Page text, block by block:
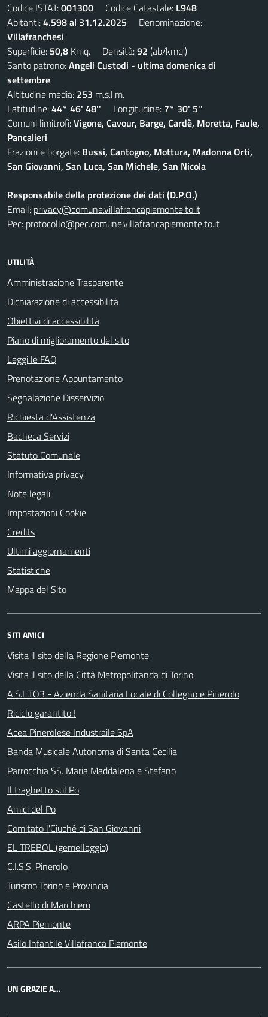
Codice ISTAT:001300 Codice Catastale: L948
Abitanti:4.598 al 31.12.2025 Denominazione:
Villafranchesi
Superficie: 50,8 Kmq. Densità:92 (ab/kmq.)
Santo patrono:Angeli Custodi - ultima domenica di
settembre
Altitudine media: 253 m.s.l.m.
Latitudine:44° 46' 48'' Longitudine: 7° 30' 5''
Comuni limitrofi:Vigone, Cavour, Barge, Cardè, Moretta, Faule,
Pancalieri
Frazioni e borgate: Bussi, Cantogno, Mottura, Madonna Orti,
San Giovanni, San Luca, San Michele, San Nicola
Responsabile della protezione dei dati (D.P.O.)
Email: privacy@comune.villafrancapiemonte.to.it
Pec: protocollo@pec.comune.villafrancapiemonte.to.it
UTILITÀ
Amministrazione Trasparente
Dichiarazione di accessibilità
Obiettivi di accessibilità
Piano di miglioramento del sito
Leggi le FAQ
Prenotazione Appuntamento
Segnalazione Disservizio
Richiesta d'Assistenza
Bacheca Servizi
Statuto Comunale
Informativa privacy
Note legali
Impostazioni Cookie
Credits
Ultimi aggiornamenti
Statistiche
Mappa del Sito
SITI AMICI
Visita il sito della Regione Piemonte
Visita il sito della Città Metropolitanda di Torino
A.S.L.TO3 - Azienda Sanitaria Locale di Collegno e Pinerolo
Riciclo garantito !
Acea Pinerolese Industraile SpA
Banda Musicale Autonoma di Santa Cecilia
Parrocchia SS. Maria Maddalena e Stefano
Il traghetto sul Po
Amici del Po
Comitato l'Ciuchè di San Giovanni
EL TREBOL (gemellaggio)
C.I.S.S. Pinerolo
Turismo Torino e Provincia
Castello di Marchierù
ARPA Piemonte
Asilo Infantile Villafranca Piemonte
UN GRAZIE A...